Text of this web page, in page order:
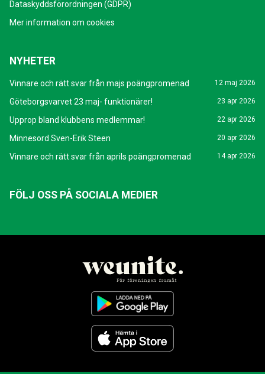
Dataskyddsförordningen (GDPR)
Mer information om cookies
NYHETER
Vinnare och rätt svar från majs poängpromenad 12 maj 2026
Göteborgsvarvet 23 maj- funktionärer! 23 apr 2026
Upprop bland klubbens medlemmar! 22 apr 2026
Minnesord Sven-Erik Steen 20 apr 2026
Vinnare och rätt svar från aprils poängpromenad 14 apr 2026
FÖLJ OSS PÅ SOCIALA MEDIER